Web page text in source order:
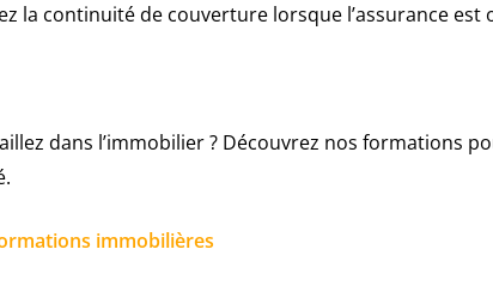
la continuité de couverture lorsque l’assurance est
dans l’immobilier ? Découvrez nos formations
immobilières